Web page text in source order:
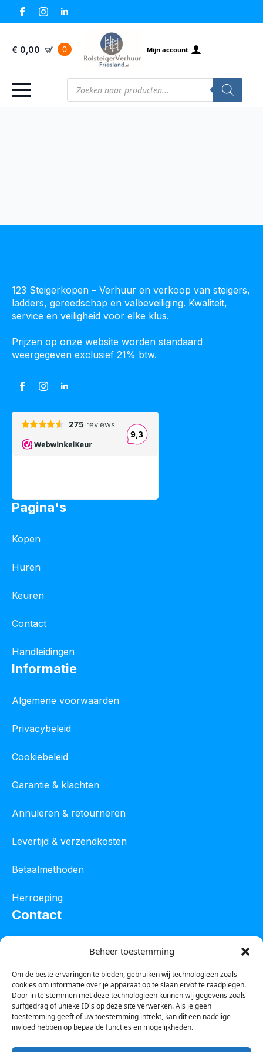
Beheer toestemming
Om de beste ervaringen te bieden, gebruiken wij technologieën zoals
cookies om informatie over je apparaat op te slaan en/of te raadplegen.
Door in te stemmen met deze technologieën kunnen wij gegevens zoals
surfgedrag of unieke ID's op deze site verwerken. Als je geen
toestemming geeft of uw toestemming intrekt, kan dit een nadelige
invloed hebben op bepaalde functies en mogelijkheden.
€ 0,00 0 Mijn account
Producten
zoeken
123 Steigerkopen – Verhuur en verkoop van steigers,
ladders, gereedschap en valbeveiliging. Kwaliteit,
service en veiligheid voor elke klus.
Prijzen op onze website worden standaard
weergegeven exclusief 21% btw.
Pagina's
Kopen
Huren
Keuren
Contact
Handleidingen
Informatie
Algemene voorwaarden
Privacybeleid
Cookiebeleid
Garantie & klachten
Annuleren & retourneren
Levertijd & verzendkosten
Betaalmethoden
Herroeping
Contact
Tel :0850601800
Whatsapp : 0623388306